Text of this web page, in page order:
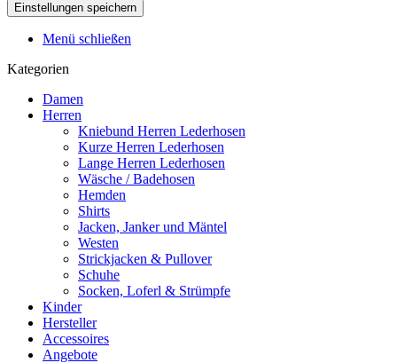
Menü schließen
Kategorien
Damen
Herren
Kniebund Herren Lederhosen
Kurze Herren Lederhosen
Lange Herren Lederhosen
Wäsche / Badehosen
Hemden
Shirts
Jacken, Janker und Mäntel
Westen
Strickjacken & Pullover
Schuhe
Socken, Loferl & Strümpfe
Kinder
Hersteller
Accessoires
Angebote